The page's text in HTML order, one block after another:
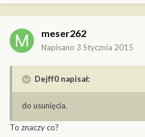
meser262
Napisano 3 Stycznia 2015
Dejff0 napisał:
do usunięcia.
To znaczy co?